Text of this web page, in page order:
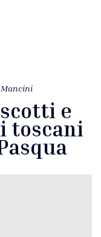
e
toscani